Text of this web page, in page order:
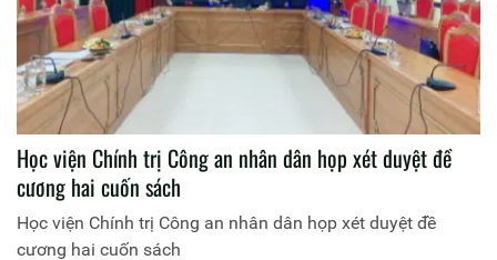
Học viện Chính trị Công an nhân dân họp xét duyệt đề
cương hai cuốn sách
Học viện Chính trị Công an nhân dân họp xét duyệt đề
cương hai cuốn sách